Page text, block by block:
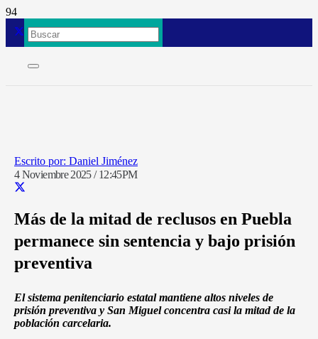
Daniel Jiménez
4 Noviembre 2025 / 12:45PM
Más de la mitad de reclusos en Puebla
permanece sin sentencia y bajo prisión
preventiva
El sistema penitenciario estatal mantiene altos niveles de
prisión preventiva y San Miguel concentra casi la mitad de la
población carcelaria.